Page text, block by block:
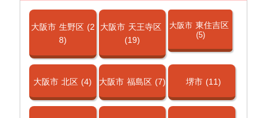
大阪市 生野区 (2
8)
大阪市 天王寺区
(19)
大阪市 東住吉区
(5)
大阪市 北区 (4) 大阪市 福島区 (7) 堺市 (11)